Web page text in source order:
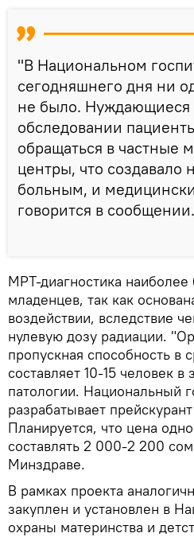
"В Национальном
сегодняшнего дня ни
не было. Нуждающиеся
обследовании
обращаться в частные
центры, что создавало
больным, и
говорится в сообщении.
МРТ-диагностика наиболее
младенцев, так как
воздействии, вследствие
нулевую дозу радиации.
пропускная способность в
составляет 10-15 человек
патологии. Национальный
разрабатывает
Планируется, что цена
составлять 2 000-2 200
Минздраве.
В рамках проекта
закуплен и установлен в
охраны материнства и